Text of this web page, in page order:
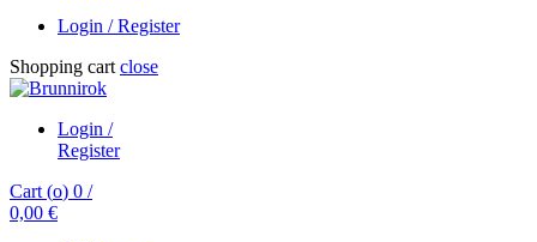
Login / Register
Shopping cart close
Login /
Register
Cart (o) 0 /
0,00 €